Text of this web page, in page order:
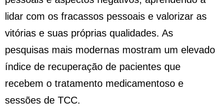
lidar com os fracassos pessoais e valorizar as
vitórias e suas próprias qualidades. As
pesquisas mais modernas mostram um elevado
índice de recuperação de pacientes que
recebem o tratamento medicamentoso e
sessões de TCC.